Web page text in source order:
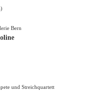
Bern
und Streichquartett